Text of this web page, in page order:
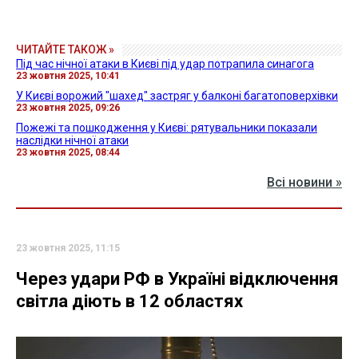
ЧИТАЙТЕ ТАКОЖ »
Під час нічної атаки в Києві під удар потрапила синагога
23 жовтня 2025, 10:41
У Києві ворожий "шахед" застряг у балконі багатоповерхівки
23 жовтня 2025, 09:26
Пожежі та пошкодження у Києві: рятувальники показали
наслідки нічної атаки
23 жовтня 2025, 08:44
Всі новини »
23 жовтня 2025, 11:15
Через удари РФ в Україні відключення
світла діють в 12 областях